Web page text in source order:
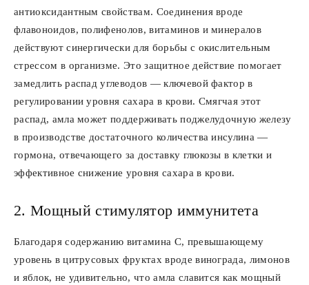
антиоксидантным свойствам. Соединения вроде
флавоноидов, полифенолов, витаминов и минералов
действуют синергически для борьбы с окислительным
стрессом в организме. Это защитное действие помогает
замедлить распад углеводов — ключевой фактор в
регулировании уровня сахара в крови. Смягчая этот
распад, амла может поддерживать поджелудочную железу
в производстве достаточного количества инсулина —
гормона, отвечающего за доставку глюкозы в клетки и
эффективное снижение уровня сахара в крови.
2. Мощный стимулятор иммунитета
Благодаря содержанию витамина C, превышающему
уровень в цитрусовых фруктах вроде винограда, лимонов
и яблок, не удивительно, что амла славится как мощный